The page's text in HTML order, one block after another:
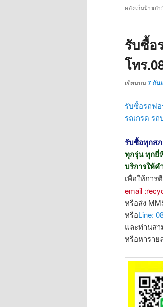
คลังเก็บป้ายกำ
รับซื้อ
โทร
เขียนบน7 กัน
รับซื้อรถฟ
รถเกรด รถ
รับซื้อทุกสภ
ทุกรุ่น ทุกยี่
บริการให้ค
เพื่อให้การ
email
หรือส่ง
หรือLine:
และท่านส
หรือหาราย